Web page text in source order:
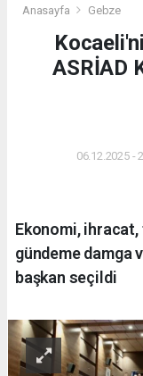
Anasayfa Gebze
ASRİAD
06.12.2025 -
Ekonomi,
gündeme damga
başkan seçildi